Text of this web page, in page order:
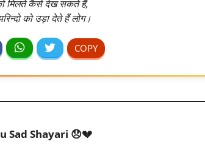
मिलते कैसे देख सकते हैं,
को उड़ा देते हैं लोग।
Sad Shayari 😞💔